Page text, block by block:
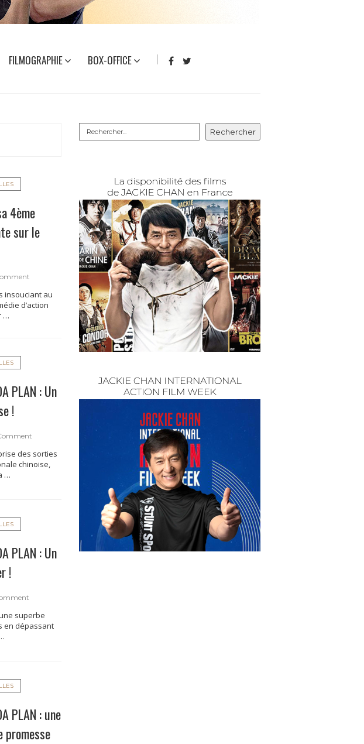
FILMOGRAPHIE BOX-OFFICE
4ème
sur le
insouciant au
d’action
…
PLAN : Un
!
des sorties
chinoise,
…
PLAN : Un
!
superbe
en dépassant
PLAN : une
promesse
Rechercher
Rechercher